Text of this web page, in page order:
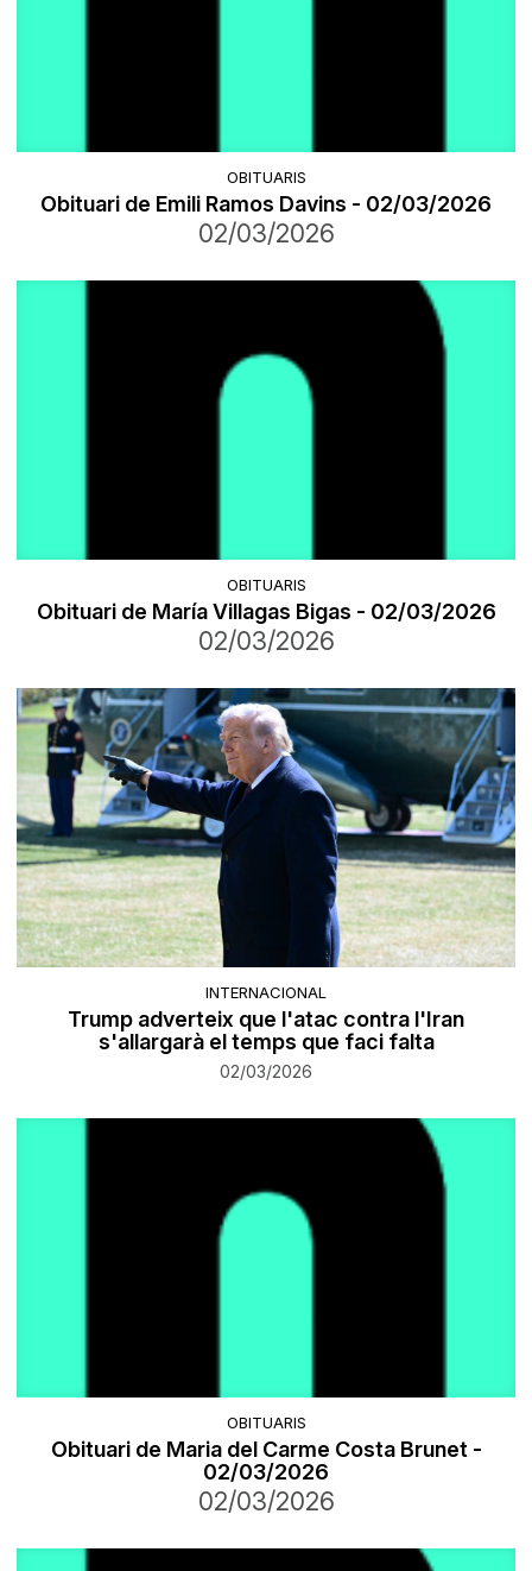
OBITUARIS
Obituari de Emili Ramos Davins - 02/03/2026
02/03/2026
OBITUARIS
Obituari de María Villagas Bigas - 02/03/2026
02/03/2026
INTERNACIONAL
Trump adverteix que l'atac contra l'Iran
s'allargarà el temps que faci falta
02/03/2026
OBITUARIS
Obituari de Maria del Carme Costa Brunet -
02/03/2026
02/03/2026